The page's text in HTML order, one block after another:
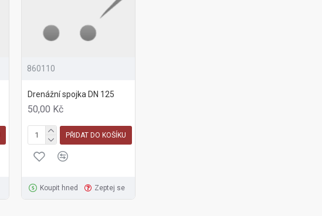
860110
Drenážní spojka DN 125
50,00 Kč
PŘIDAT DO KOŠÍKU
Koupit hned Zeptej se